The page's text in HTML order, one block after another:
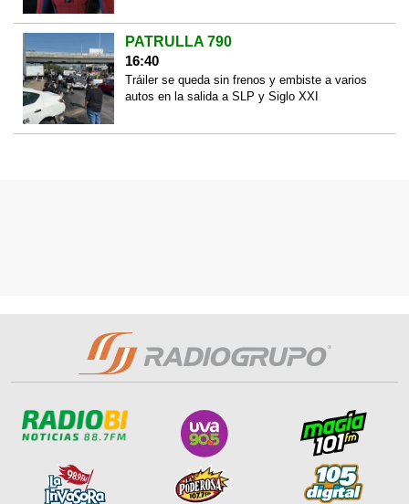
PATRULLA 790
16:40
Tráiler se queda sin frenos y embiste a varios
autos en la salida a SLP y Siglo XXI